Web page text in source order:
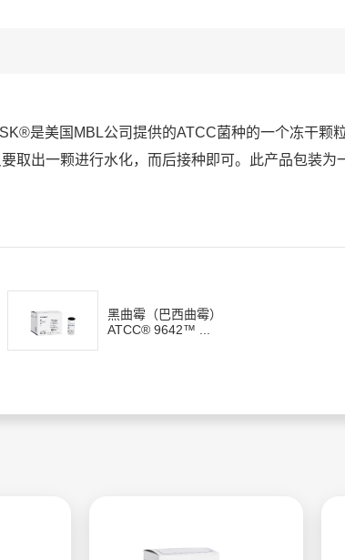
是美国MBL公司提供的ATCC菌种的一个冻干颗
取出一颗进行水化，而后接种即可。此产品包装为
黑曲霉（巴西曲霉）
ATCC® 9642™ ...